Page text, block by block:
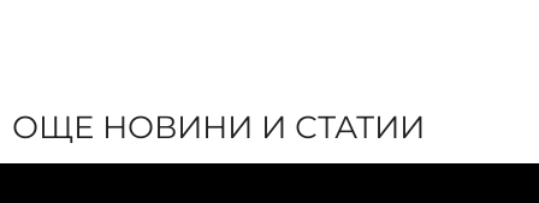
ОЩЕ НОВИНИ И СТАТИИ